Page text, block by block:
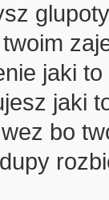
jaki
jaki
bo